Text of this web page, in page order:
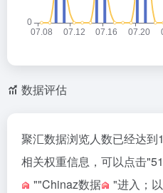
数据评估
聚汇数据浏览人数已经达
相关权重信息，可以点击"
""Chinaz数据
"进入；